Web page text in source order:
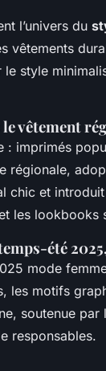
l’univers du
vêtements
style
vêtement
: imprimés
régionale,
chic et
les lookbooks
été
mode
les motifs
soutenue
responsables.